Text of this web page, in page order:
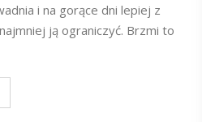
i na gorące dni lepiej z
ją ograniczyć. Brzmi to